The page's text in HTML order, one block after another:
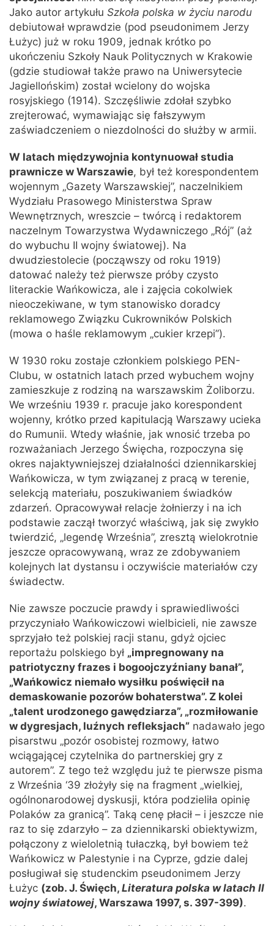
Jako autor artykułu Szkoła polska w życiu narodu
debiutował wprawdzie (pod pseudonimem Jerzy
Łużyc) już w roku 1909, jednak krótko po
ukończeniu Szkoły Nauk Politycznych w Krakowie
(gdzie studiował także prawo na Uniwersytecie
Jagiellońskim) został wcielony do wojska
rosyjskiego (1914). Szczęśliwie zdołał szybko
zrejterować, wymawiając się fałszywym
zaświadczeniem o niezdolności do służby w armii.
W latach międzywojnia kontynuował studia
prawnicze w Warszawie, był też korespondentem
wojennym „Gazety Warszawskiej”, naczelnikiem
Wydziału Prasowego Ministerstwa Spraw
Wewnętrznych, wreszcie – twórcą i redaktorem
naczelnym Towarzystwa Wydawniczego „Rój” (aż
do wybuchu II wojny światowej). Na
dwudziestolecie (począwszy od roku 1919)
datować należy też pierwsze próby czysto
literackie Wańkowicza, ale i zajęcia cokolwiek
nieoczekiwane, w tym stanowisko doradcy
reklamowego Związku Cukrowników Polskich
(mowa o haśle reklamowym „cukier krzepi”).
W 1930 roku zostaje członkiem polskiego PEN-
Clubu, w ostatnich latach przed wybuchem wojny
zamieszkuje z rodziną na warszawskim Żoliborzu.
We wrześniu 1939 r. pracuje jako korespondent
wojenny, krótko przed kapitulacją Warszawy ucieka
do Rumunii. Wtedy właśnie, jak wnosić trzeba po
rozważaniach Jerzego Święcha, rozpoczyna się
okres najaktywniejszej działalności dziennikarskiej
Wańkowicza, w tym związanej z pracą w terenie,
selekcją materiału, poszukiwaniem świadków
zdarzeń. Opracowywał relacje żołnierzy i na ich
podstawie zaczął tworzyć właściwą, jak się zwykło
twierdzić, „legendę Września”, zresztą wielokrotnie
jeszcze opracowywaną, wraz ze zdobywaniem
kolejnych lat dystansu i oczywiście materiałów czy
świadectw.
Nie zawsze poczucie prawdy i sprawiedliwości
przyczyniało Wańkowiczowi wielbicieli, nie zawsze
sprzyjało też polskiej racji stanu, gdyż ojciec
reportażu polskiego był „impregnowany na
patriotyczny frazes i bogoojczyźniany banał”,
„Wańkowicz niemało wysiłku poświęcił na
demaskowanie pozorów bohaterstwa”. Z kolei
„talent urodzonego gawędziarza”, „rozmiłowanie
w dygresjach, luźnych refleksjach” nadawało jego
pisarstwu „pozór osobistej rozmowy, łatwo
wciągającej czytelnika do partnerskiej gry z
autorem”. Z tego też względu już te pierwsze pisma
z Września ‘39 złożyły się na fragment „wielkiej,
ogólnonarodowej dyskusji, która podzieliła opinię
Polaków za granicą”. Taką cenę płacił – i jeszcze nie
raz to się zdarzyło – za dziennikarski obiektywizm,
połączony z wieloletnią tułaczką, był bowiem też
Wańkowicz w Palestynie i na Cyprze, gdzie dalej
posługiwał się studenckim pseudonimem Jerzy
Łużyc (zob. J. Święch, Literatura polska w latach II
wojny światowej, Warszawa 1997, s. 397-399).